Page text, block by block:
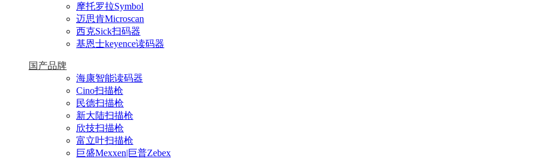
摩托罗拉Symbol
迈思肯Microscan
西克Sick扫码器
基恩士keyence读码器
国产品牌
海康智能读码器
Cino扫描枪
民德扫描枪
新大陆扫描枪
欣技扫描枪
富立叶扫描枪
巨盛Mexxen|巨普Zebex